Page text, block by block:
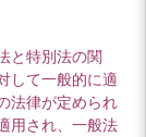
と特別法の関
して一般的に適
法律が定められ
用され、一般法